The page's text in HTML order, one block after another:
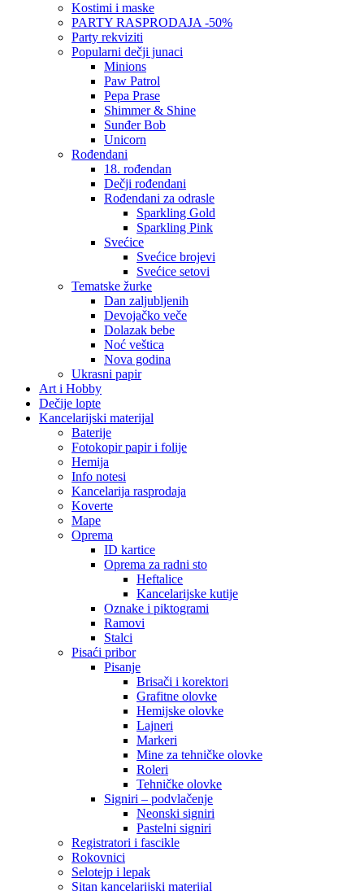
Kostimi i maske
PARTY RASPRODAJA -50%
Party rekviziti
Popularni dečji junaci
Minions
Paw Patrol
Pepa Prase
Shimmer & Shine
Sunđer Bob
Unicorn
Rođendani
18. rođendan
Dečji rođendani
Rođendani za odrasle
Sparkling Gold
Sparkling Pink
Svećice
Svećice brojevi
Svećice setovi
Tematske žurke
Dan zaljubljenih
Devojačko veče
Dolazak bebe
Noć veštica
Nova godina
Ukrasni papir
Art i Hobby
Dečije lopte
Kancelarijski materijal
Baterije
Fotokopir papir i folije
Hemija
Info notesi
Kancelarija rasprodaja
Koverte
Mape
Oprema
ID kartice
Oprema za radni sto
Heftalice
Kancelarijske kutije
Oznake i piktogrami
Ramovi
Stalci
Pisaći pribor
Pisanje
Brisači i korektori
Grafitne olovke
Hemijske olovke
Lajneri
Markeri
Mine za tehničke olovke
Roleri
Tehničke olovke
Signiri – podvlačenje
Neonski signiri
Pastelni signiri
Registratori i fascikle
Rokovnici
Selotejp i lepak
Sitan kancelarijski materijal